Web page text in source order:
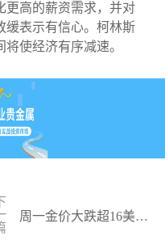
更高的薪资需求，并对
缓表示有信心。柯林斯
使经济有序减速。
周一金价大跌超16美元